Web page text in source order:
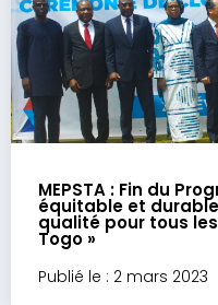
MEPSTA : Fin du
équitable et
qualité pour tous
Togo »
Publié le : 2 mars 2023